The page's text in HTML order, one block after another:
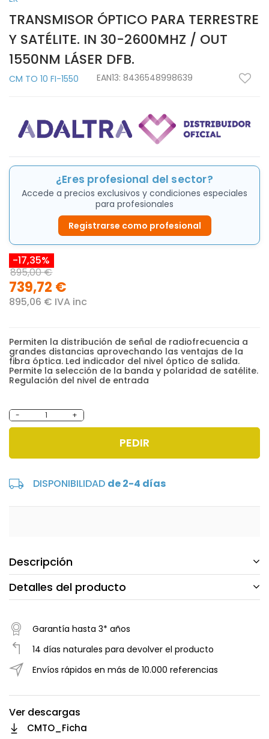
TRANSMISOR ÓPTICO PARA TERRESTRE
Y SATÉLITE. IN 30-2600MHZ / OUT
1550NM LÁSER DFB.
CM TO 10 FI-1550 EAN13: 8436548998639
¿Eres profesional del sector?
Accede a precios exclusivos y condiciones especiales
para profesionales
Registrarse como profesional
-17,35%
895,00 €
739,72 €
895,06 € IVA inc
Permiten la distribución de señal de radiofrecuencia a
grandes distancias aprovechando las ventajas de la
fibra óptica. Led indicador del nivel óptico de salida.
Permite la selección de la banda y polaridad de satélite.
Regulación del nivel de entrada
- +
PEDIR
DISPONIBILIDAD de 2-4 días
Descripción
Detalles del producto
Garantía hasta 3* años
14 días naturales para devolver el producto
Envíos rápidos en más de 10.000 referencias
Ver descargas
CMTO_Ficha